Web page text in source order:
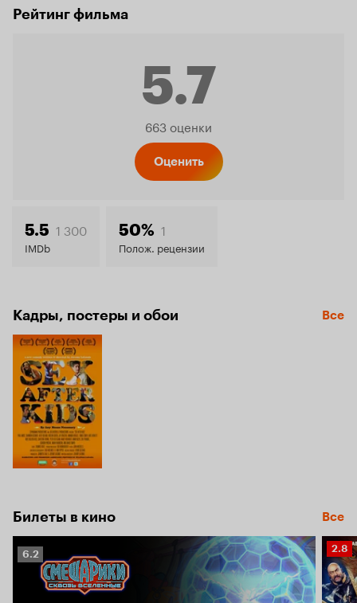
Рейтинг фильма
5.7
Рейтинг
5.7
663 оценки
Оценить
5.5 1 300
IMDb
50% 1
Полож. рецензии
Кадры, постеры и обои Все
Билеты в кино Все
Рейтинг
Кинопоиска
6.2
2.8
2.8